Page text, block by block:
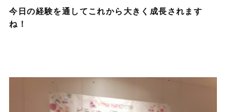
今日の経験を通してこれから大きく成長されます
ね！